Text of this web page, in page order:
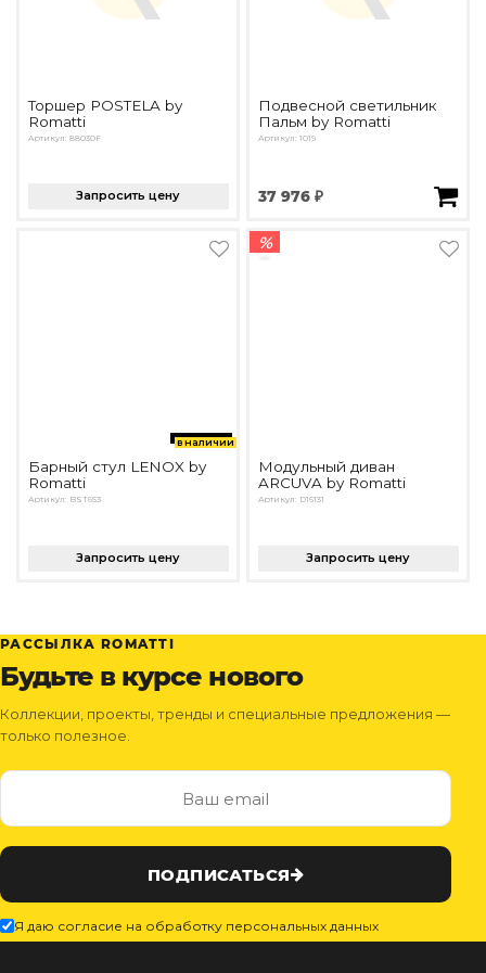
Торшер POSTELA by
Romatti
Артикул: 88030F
Запросить цену
Подвесной светильник
Пальм by Romatti
Артикул: 1019
37 976 ₽
в наличии
Барный стул LENOX by
Romatti
Артикул: BST653
Запросить цену
%
Модульный диван
ARCUVA by Romatti
Артикул: D16131
Запросить цену
РАССЫЛКА ROMATTI
Будьте в курсе нового
Коллекции, проекты, тренды и специальные предложения —
только полезное.
ПОДПИСАТЬСЯ
Я даю согласие на обработку персональных данных